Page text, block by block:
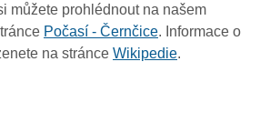
můžete prohlédnout na našem
Počasí - Černčice. Informace o
na stránce Wikipedie.